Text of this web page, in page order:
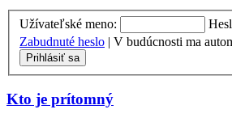
Užívateľské meno:
Zabudnuté heslo | V budúcnosti ma
Kto je prítomný